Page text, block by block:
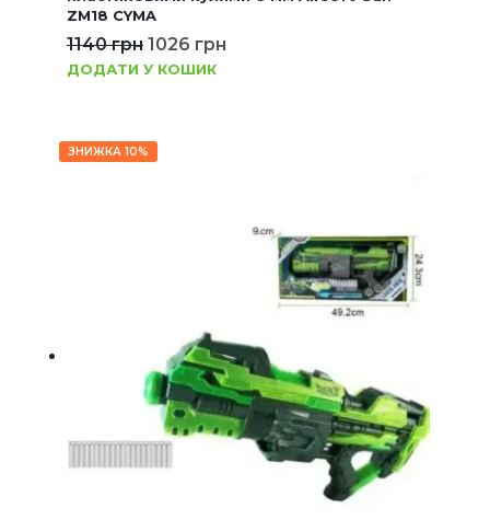
ZM18 CYMA
1140грн 1026 грн
ДОДАТИ У КОШИК
ЗНИЖКА 10%